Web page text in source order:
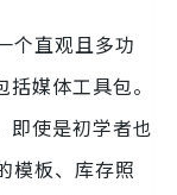
个直观且多功
媒体工具包。
即使是初学者也
模板、库存照